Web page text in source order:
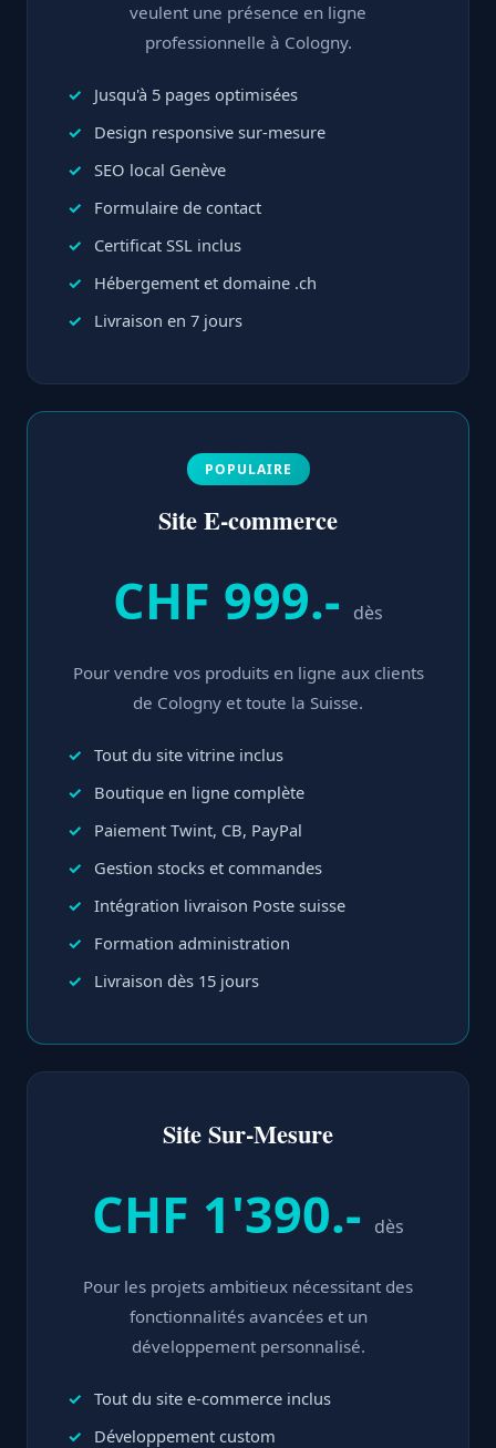
veulent une présence en ligne
professionnelle à Cologny.
Jusqu'à 5 pages optimisées
Design responsive sur-mesure
SEO local Genève
Formulaire de contact
Certificat SSL inclus
Hébergement et domaine .ch
Livraison en 7 jours
POPULAIRE
Site E-commerce
CHF 999.- dès
Pour vendre vos produits en ligne aux clients
de Cologny et toute la Suisse.
Tout du site vitrine inclus
Boutique en ligne complète
Paiement Twint, CB, PayPal
Gestion stocks et commandes
Intégration livraison Poste suisse
Formation administration
Livraison dès 15 jours
Site Sur-Mesure
CHF 1'390.- dès
Pour les projets ambitieux nécessitant des
fonctionnalités avancées et un
développement personnalisé.
Tout du site e-commerce inclus
Développement custom